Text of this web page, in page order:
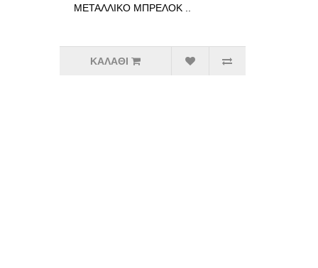
ΜΕΤΑΛΛΙΚΟ ΜΠΡΕΛΟΚ ..
ΚΑΛΆΘΙ